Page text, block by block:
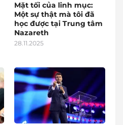
Mặt tối của linh mục:
Một sự thật mà tôi đã
học được tại Trung tâm
Nazareth
28.11.2025